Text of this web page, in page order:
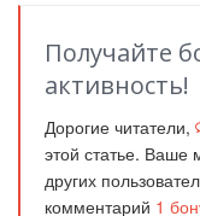
Получайте
активность!
Дорогие читатели,
этой статье. Ваше
других
комментарий 1